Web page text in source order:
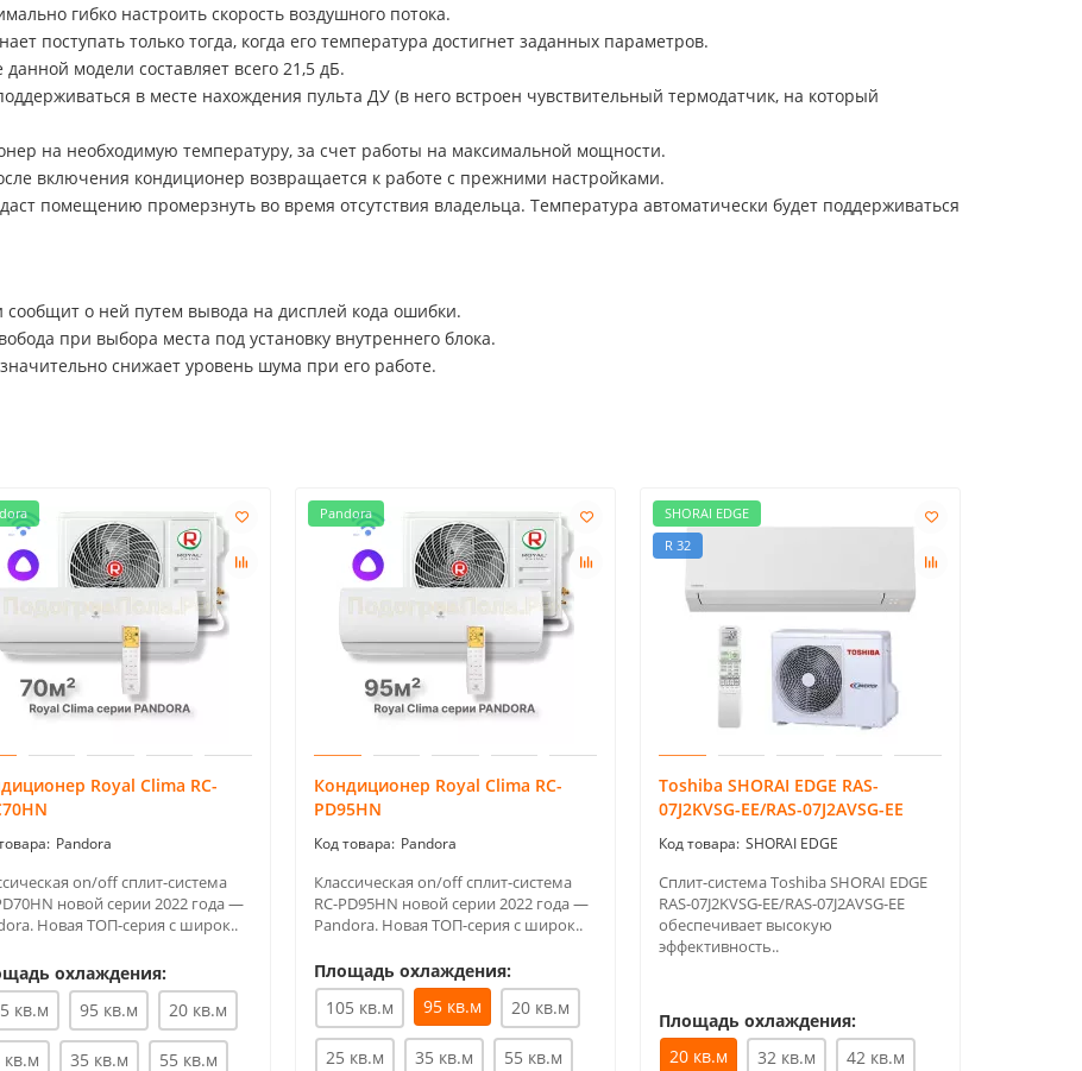
гибко настроить скорость воздушного потока.
поступать только тогда, когда его температура достигнет заданных параметров.
модели составляет всего 21,5 дБ.
в месте нахождения пульта ДУ (в него встроен чувствительный термодатчик, на который
на необходимую температуру, за счет работы на максимальной мощности.
включения кондиционер возвращается к работе с прежними настройками.
помещению промерзнуть во время отсутствия владельца. Температура автоматически будет поддерживаться
сообщит о ней путем вывода на дисплей кода ошибки.
при выбора места под установку внутреннего блока.
снижает уровень шума при его работе.
Royal Clima RC-
Pandora
on/off сплит-система
новой серии 2022 года —
Новая ТОП-серия с широк..
охлаждения:
кв.м
95 кв.м 20 кв.м
кв.м 35 кв.м 55 кв.м
Pandora
Кондиционер Royal Clima RC-
PD95HN
Pandora
Классическая on/off сплит-система
RC-PD95HN новой серии 2022 года —
Pandora. Новая ТОП-серия с широк..
Площадь охлаждения:
105 кв.м
95 кв.м 20 кв.м
25 кв.м 35 кв.м 55 кв.м
SHORAI EDGE
R 32
Toshiba SHORAI EDGE RAS-
07J2KVSG-EE/RAS-07J2AVSG-EE
SHORAI EDGE
Сплит-система Toshiba SHORAI EDGE
RAS-07J2KVSG-EE/RAS-07J2AVSG-EE
обеспечивает высокую
эффективность..
Площадь охлаждения:
20 кв.м
32 кв.м 42 кв.м